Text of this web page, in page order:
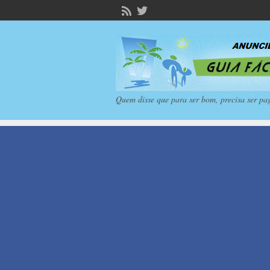
Quem disse que para ser bom, precisa ser